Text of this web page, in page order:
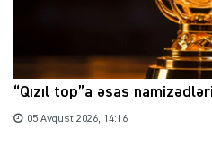
“Qızıl top”a əsas
05 Avqust 2026, 14:16